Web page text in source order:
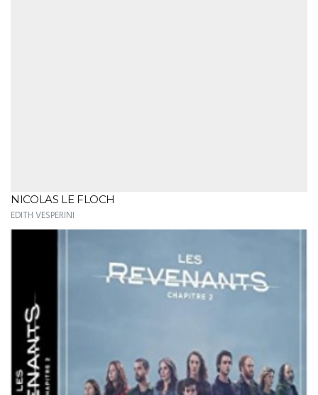
NICOLAS LE FLOCH
EDITH VESPERINI